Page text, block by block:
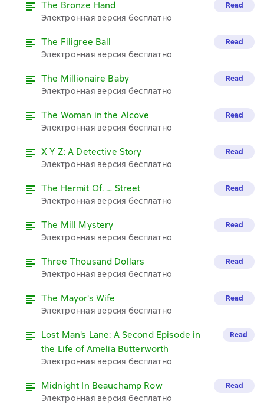
The Bronze Hand
Электронная версия бесплатно
Read
The Filigree Ball
Электронная версия бесплатно
Read
The Millionaire Baby
Электронная версия бесплатно
Read
The Woman in the Alcove
Электронная версия бесплатно
Read
X Y Z: A Detective Story
Электронная версия бесплатно
Read
The Hermit Of. … Street
Электронная версия бесплатно
Read
The Mill Mystery
Электронная версия бесплатно
Read
Three Thousand Dollars
Электронная версия бесплатно
Read
The Mayor's Wife
Электронная версия бесплатно
Read
Lost Man's Lane: A Second Episode in
the Life of Amelia Butterworth
Электронная версия бесплатно
Read
Midnight In Beauchamp Row
Электронная версия бесплатно
Read